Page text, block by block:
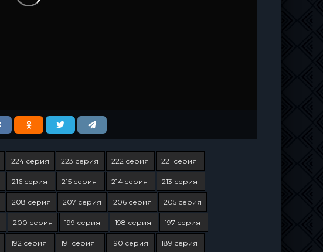
224 серия 223 серия 222 серия 221 серия
216 серия 215 серия 214 серия 213 серия
208 серия 207 серия 206 серия 205 серия
200 серия 199 серия 198 серия 197 серия
192 серия 191 серия 190 серия 189 серия